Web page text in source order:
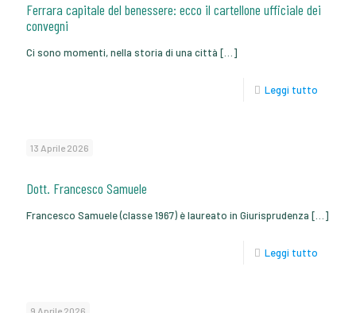
Ferrara capitale del benessere: ecco il cartellone ufficiale dei
convegni
Ci sono momenti, nella storia di una città […]
Leggi tutto
13 Aprile 2026
Dott. Francesco Samuele
Francesco Samuele (classe 1967) è laureato in Giurisprudenza […]
Leggi tutto
9 Aprile 2026